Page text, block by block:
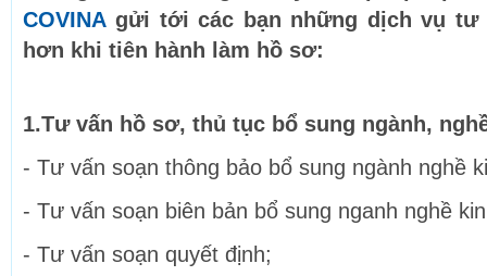
COVINA gửi tới các bạn những dịch vụ tư
hơn khi tiên hành làm hồ sơ:
1.Tư vấn hồ sơ, thủ tục bổ sung ngành,
- Tư vấn soạn thông bảo bổ sung ngành nghề
- Tư vấn soạn biên bản bổ sung nganh nghề
- Tư vấn soạn quyết định;